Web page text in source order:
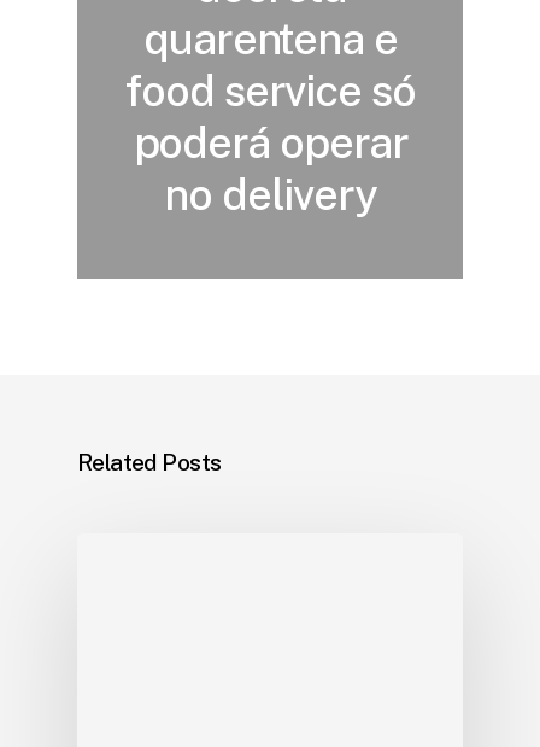
quarentena e
food service só
poderá operar
no delivery
Related Posts